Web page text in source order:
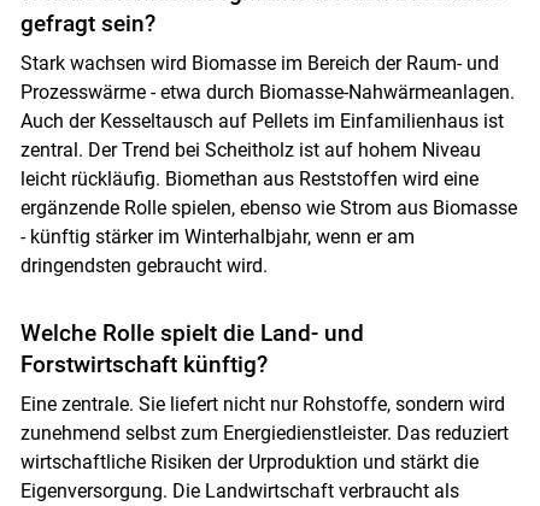
gefragt sein?
Stark wachsen wird Biomasse im Bereich der Raum- und
Prozesswärme - etwa durch Biomasse-Nahwärmeanlagen.
Auch der Kesseltausch auf Pellets im Einfamilienhaus ist
zentral. Der Trend bei Scheitholz ist auf hohem Niveau
leicht rückläufig. Biomethan aus Reststoffen wird eine
ergänzende Rolle spielen, ebenso wie Strom aus Biomasse
- künftig stärker im Winterhalbjahr, wenn er am
dringendsten gebraucht wird.
Welche Rolle spielt die Land- und
Forstwirtschaft künftig?
Eine zentrale. Sie liefert nicht nur Rohstoffe, sondern wird
zunehmend selbst zum Energiedienstleister. Das reduziert
wirtschaftliche Risiken der Urproduktion und stärkt die
Eigenversorgung. Die Landwirtschaft verbraucht als